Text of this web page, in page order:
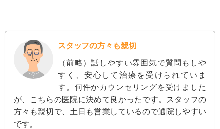
スタッフの方々も親切
（前略）話しやすい雰囲気で質問もしや
すく、安心して治療を受けられていま
す。何件かカウンセリングを受けました
が、こちらの医院に決めて良かったです。スタッフの
方々も親切で、土日も営業しているので通院しやすい
です。